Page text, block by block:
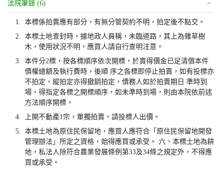
法院筆錄 (6)
1.
本標係拍賣應有部分，有無分管契約不明，拍定後不點交。
2.
本標土地查封時，據地政人員稱，未臨道路，其上為雜草樹
木，使用狀況不明，應買人請自行查明注意。
3.
本件分2標，按各標順序依次開標，於賣得價金已足清償本件
債權總額及執行費時，後順 序之各標即停止拍賣，如有投標亦
不拍定，縱拍定亦得撤銷拍定，債務人如於拍賣期日 準時到
場，得指定各標之開標順序，如未準時到場，則由本院依前述
方法順序開標。
4.
上開不動產1宗，單獨拍賣，請投標人出價。
5.
本標土地為原住民保留地，應買人應符合「原住民保留地開發
管理辦法」所定之資格，始得應買或承受。 六、本標土地為耕
地，私法人除符合農業發展條例第33及34條之規定外，不得應
買或承受。